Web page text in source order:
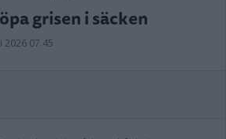
grisen i säcken
2026 07.45